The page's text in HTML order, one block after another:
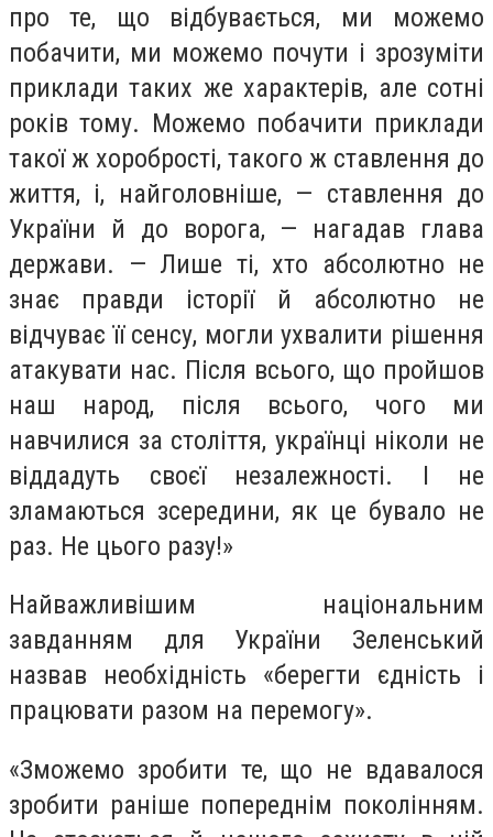
про те, що відбувається, ми можемо
побачити, ми можемо почути і зрозуміти
приклади таких же характерів, але сотні
років тому. Можемо побачити приклади
такої ж хоробрості, такого ж ставлення до
життя, і, найголовніше, — ставлення до
України й до ворога, — нагадав глава
держави. — Лише ті, хто абсолютно не
знає правди історії й абсолютно не
відчуває її сенсу, могли ухвалити рішення
атакувати нас. Після всього, що пройшов
наш народ, після всього, чого ми
навчилися за століття, українці ніколи не
віддадуть своєї незалежності. І не
зламаються зсередини, як це бувало не
раз. Не цього разу!»
Найважливішим національним
завданням для України Зеленський
назвав необхідність «берегти єдність і
працювати разом на перемогу».
«Зможемо зробити те, що не вдавалося
зробити раніше попереднім поколінням.